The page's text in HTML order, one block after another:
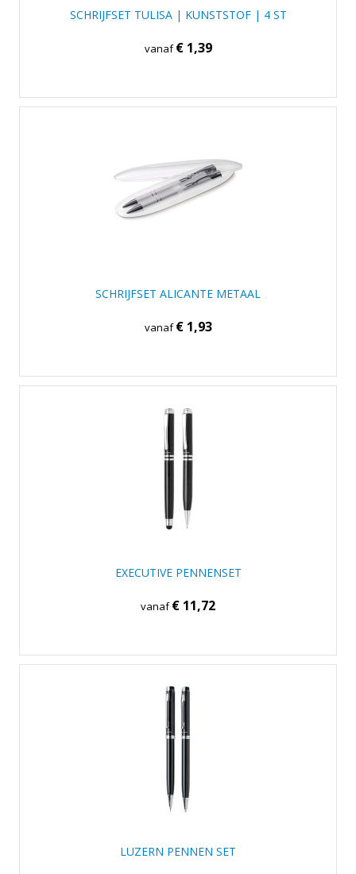
SCHRIJFSET TULISA | KUNSTSTOF | 4 ST
vanaf€ 1,39
SCHRIJFSET ALICANTE METAAL
vanaf€ 1,93
EXECUTIVE PENNENSET
vanaf€ 11,72
LUZERN PENNEN SET